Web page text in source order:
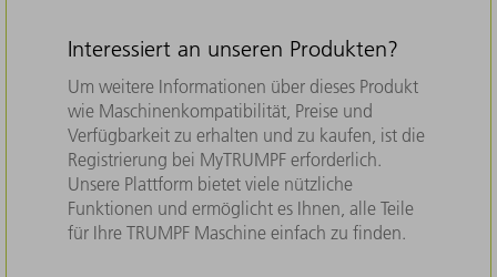
Interessiert an unseren Produkten?
Um weitere Informationen über dieses Produkt
wie Maschinenkompatibilität, Preise und
Verfügbarkeit zu erhalten und zu kaufen, ist die
Registrierung bei MyTRUMPF erforderlich.
Unsere Plattform bietet viele nützliche
Funktionen und ermöglicht es Ihnen, alle Teile
für Ihre TRUMPF Maschine einfach zu finden.